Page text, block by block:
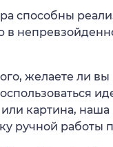
способны
в
желаете ли
картина,
ручной работы